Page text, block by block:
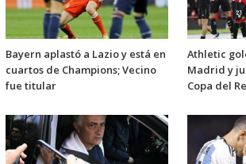
Bayern aplastó a Lazio y está en
cuartos de Champions; Vecino
fue titular
Athletic
Madrid y
Copa del